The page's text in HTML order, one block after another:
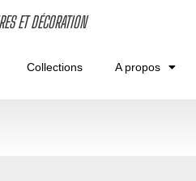
ET DÉCORATION
Collections A propos